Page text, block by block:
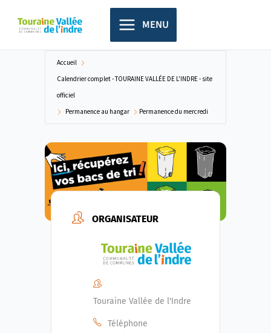
principal
MENU
Accueil
Calendrier complet - TOURAINE VALLÉE DE L'INDRE - site
officiel
Permanence au hangar
Permanence du mercredi
ORGANISATEUR
Touraine Vallée de l'Indre
Téléphone